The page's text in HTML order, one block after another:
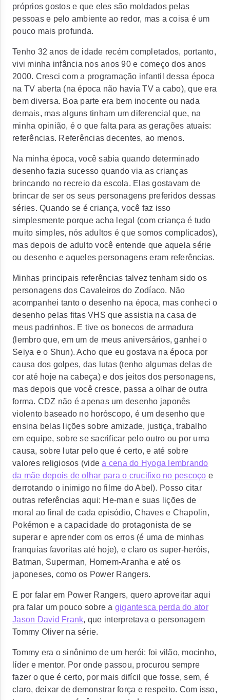
próprios gostos e que eles são moldados pelas
pessoas e pelo ambiente ao redor, mas a coisa é um
pouco mais profunda.
Tenho 32 anos de idade recém completados, portanto,
vivi minha infância nos anos 90 e começo dos anos
2000. Cresci com a programação infantil dessa época
na TV aberta (na época não havia TV a cabo), que era
bem diversa. Boa parte era bem inocente ou nada
demais, mas alguns tinham um diferencial que, na
minha opinião, é o que falta para as gerações atuais:
referências. Referências decentes, ao menos.
Na minha época, você sabia quando determinado
desenho fazia sucesso quando via as crianças
brincando no recreio da escola. Elas gostavam de
brincar de ser os seus personagens preferidos dessas
séries. Quando se é criança, você faz isso
simplesmente porque acha legal (com criança é tudo
muito simples, nós adultos é que somos complicados),
mas depois de adulto você entende que aquela série
ou desenho e aqueles personagens eram referências.
Minhas principais referências talvez tenham sido os
personagens dos Cavaleiros do Zodíaco. Não
acompanhei tanto o desenho na época, mas conheci o
desenho pelas fitas VHS que assistia na casa de
meus padrinhos. E tive os bonecos de armadura
(lembro que, em um de meus aniversários, ganhei o
Seiya e o Shun). Acho que eu gostava na época por
causa dos golpes, das lutas (tenho algumas delas de
cor até hoje na cabeça) e dos jeitos dos personagens,
mas depois que você cresce, passa a olhar de outra
forma. CDZ não é apenas um desenho japonês
violento baseado no horóscopo, é um desenho que
ensina belas lições sobre amizade, justiça, trabalho
em equipe, sobre se sacrificar pelo outro ou por uma
causa, sobre lutar pelo que é certo, e até sobre
valores religiosos (videa cena do Hyoga lembrando
da mãe depois de olhar para o crucifixo no pescoço e
derrotando o inimigo no filme do Abel). Posso citar
outras referências aqui: He-man e suas lições de
moral ao final de cada episódio, Chaves e Chapolin,
Pokémon e a capacidade do protagonista de se
superar e aprender com os erros (é uma de minhas
franquias favoritas até hoje), e claro os super-heróis,
Batman, Superman, Homem-Aranha e até os
japoneses, como os Power Rangers.
E por falar em Power Rangers, quero aproveitar aqui
pra falar um pouco sobre a gigantesca perda do ator
Jason David Frank, que interpretava o personagem
Tommy Oliver na série.
Tommy era o sinônimo de um herói: foi vilão, mocinho,
líder e mentor. Por onde passou, procurou sempre
fazer o que é certo, por mais difícil que fosse, sem, é
claro, deixar de demonstrar força e respeito. Com isso,